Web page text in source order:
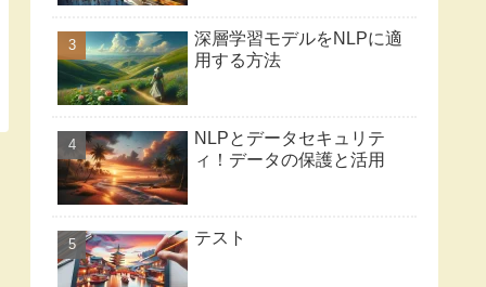
深層学習モデルをNLPに適
用する方法
NLPとデータセキュリテ
ィ！データの保護と活用
テスト